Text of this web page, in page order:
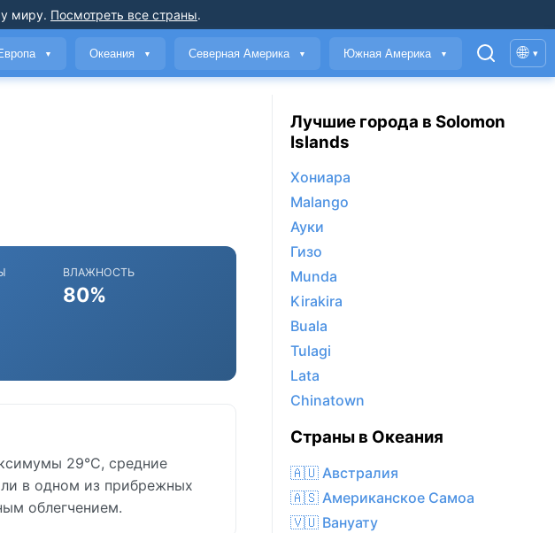
миру. Посмотреть все страны.
▼ Океания ▼ Северная Америка ▼ Южная Америка ▼ 🌐 ▾
ВЛАЖНОСТЬ
80%
29°C, средние
в одном из прибрежных
облегчением.
Лучшие города в Solomon
Islands
Хониара
Malango
Ауки
Гизо
Munda
Kirakira
Buala
Tulagi
Lata
Chinatown
Страны в Океания
🇦🇺 Австралия
🇦🇸 Американское Самоа
🇻🇺 Вануату